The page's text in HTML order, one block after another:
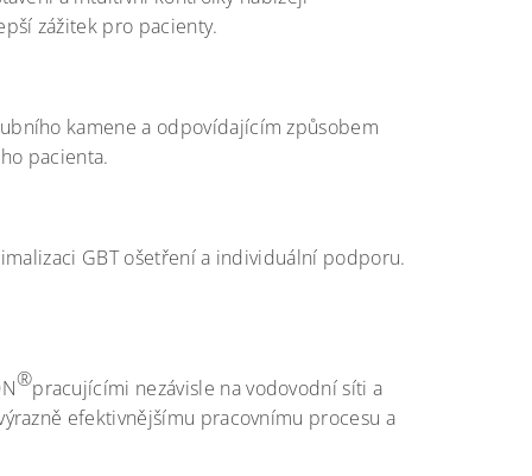
zážitek pro pacienty.
kamene a odpovídajícím způsobem
pacienta.
GBT ošetření a individuální podporu.
®pracujícími nezávisle na vodovodní síti a
efektivnějšímu pracovnímu procesu a